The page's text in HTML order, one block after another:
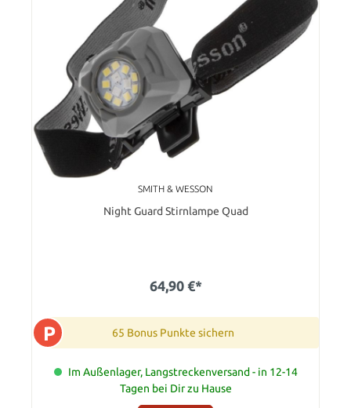
SMITH & WESSON
Night Guard Stirnlampe Quad
64,90 €*
P 65 Bonus Punkte sichern
Im Außenlager, Langstreckenversand - in 12-14
Tagen bei Dir zu Hause